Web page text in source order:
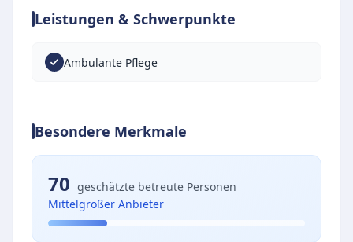
Leistungen & Schwerpunkte
Ambulante Pflege
Besondere Merkmale
70 geschätzte betreute Personen
Mittelgroßer Anbieter